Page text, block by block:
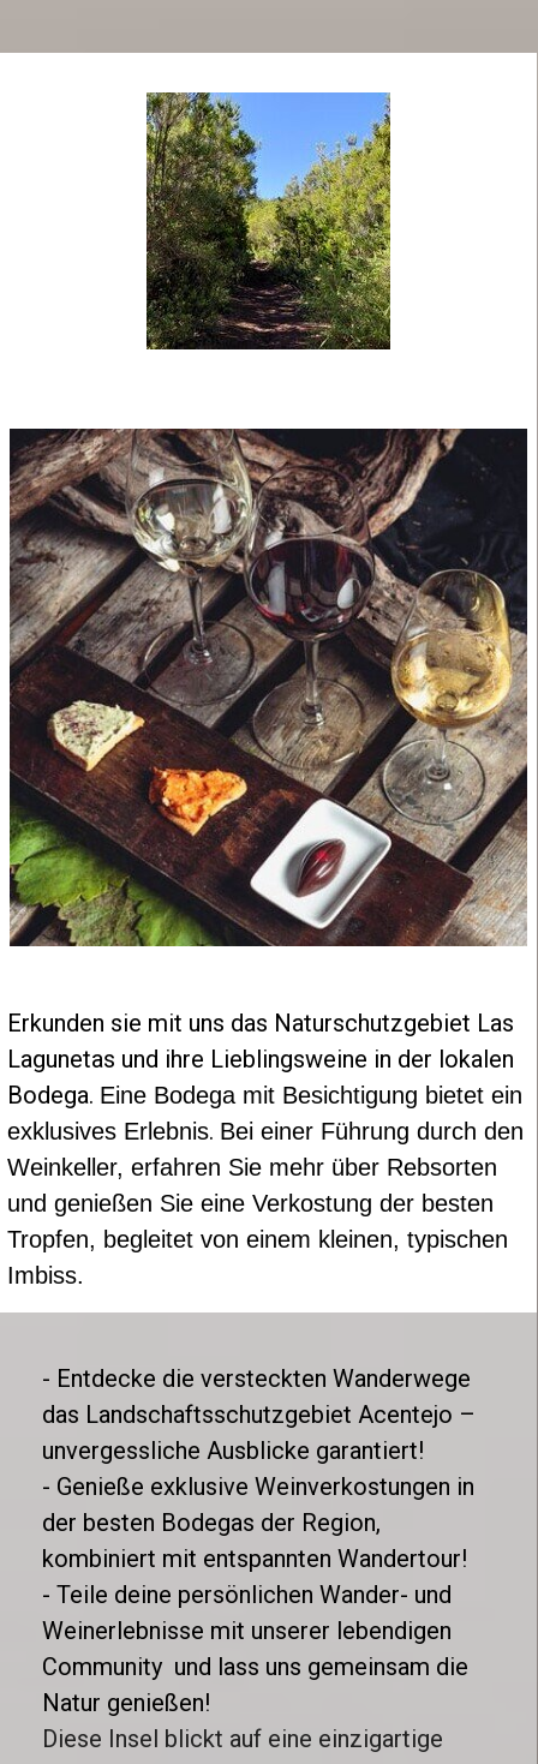
Erkunden sie mit uns das Naturschutzgebiet Las
Lagunetas und ihre Lieblingsweine in der lokalen
Bodega. Eine Bodega mit Besichtigung bietet ein
exklusives Erlebnis. Bei einer Führung durch den
Weinkeller, erfahren Sie mehr über Rebsorten
und genießen Sie eine Verkostung der besten
Tropfen, begleitet von einem kleinen, typischen
Imbiss.
- Entdecke die versteckten Wanderwege
das Landschaftsschutzgebiet Acentejo –
unvergessliche Ausblicke garantiert!
- Genieße exklusive Weinverkostungen in
der besten Bodegas der Region,
kombiniert mit entspannten Wandertour!
- Teile deine persönlichen Wander- und
Weinerlebnisse mit unserer lebendigen
Community und lass uns gemeinsam die
Natur genießen!
Diese Insel blickt auf eine einzigartige